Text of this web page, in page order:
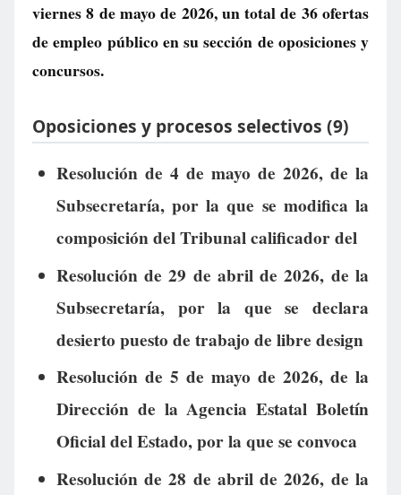
viernes 8 de mayo de 2026, un total de 36 ofertas
de empleo públicoen su sección de oposiciones y
concursos.
Oposiciones y procesos selectivos (9)
Resolución de 4 de mayo de 2026, de la
Subsecretaría, por la que se modifica la
composición del Tribunal calificador del
Resolución de 29 de abril de 2026, de la
Subsecretaría, por la que se declara
desierto puesto de trabajo de libre design
Resolución de 5 de mayo de 2026, de la
Dirección de la Agencia Estatal Boletín
Oficial del Estado, por la que se convoca
Resolución de 28 de abril de 2026, de la